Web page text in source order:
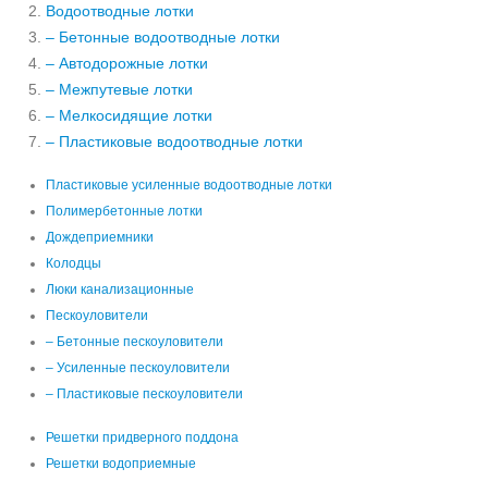
Водоотводные лотки
– Бетонные водоотводные лотки
– Автодорожные лотки
– Межпутевые лотки
– Мелкосидящие лотки
– Пластиковые водоотводные лотки
Пластиковые усиленные водоотводные лотки
Полимербетонные лотки
Дождеприемники
Колодцы
Люки канализационные
Пескоуловители
– Бетонные пескоуловители
– Усиленные пескоуловители
– Пластиковые пескоуловители
Решетки придверного поддона
Решетки водоприемные